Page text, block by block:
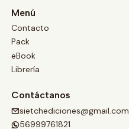
Menú
Contacto
Pack
eBook
Librería
Contáctanos
sietchediciones@gmail.com
56999761821